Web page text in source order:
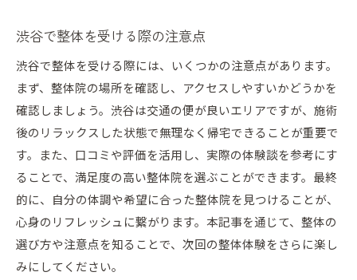
渋谷で整体を受ける際の注意点
渋谷で整体を受ける際には、いくつかの注意点があります。
まず、整体院の場所を確認し、アクセスしやすいかどうかを
確認しましょう。渋谷は交通の便が良いエリアですが、施術
後のリラックスした状態で無理なく帰宅できることが重要で
す。また、口コミや評価を活用し、実際の体験談を参考にす
ることで、満足度の高い整体院を選ぶことができます。最終
的に、自分の体調や希望に合った整体院を見つけることが、
心身のリフレッシュに繋がります。本記事を通じて、整体の
選び方や注意点を知ることで、次回の整体体験をさらに楽し
みにしてください。